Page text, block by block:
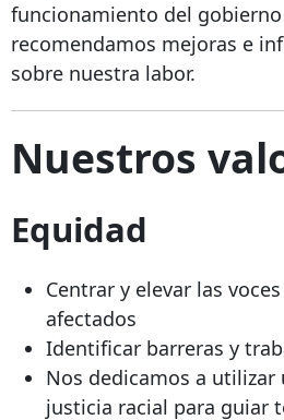
funcionamiento del
recomendamos mejoras e
sobre nuestra labor.
Nuestros
Equidad
Centrar y elevar las
afectados
Identificar barreras y
Nos dedicamos a utilizar
justicia racial para guiar